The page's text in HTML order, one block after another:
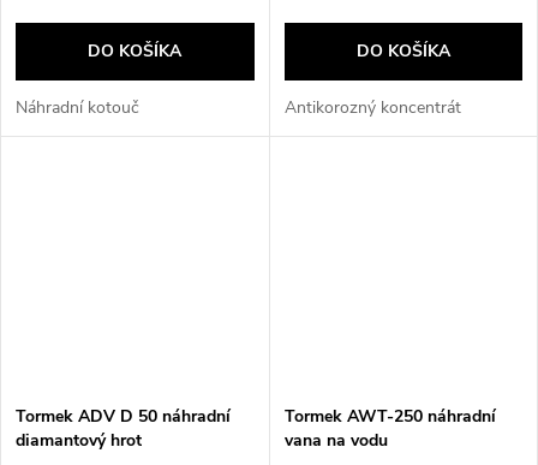
DO KOŠÍKA
Náhradní kotouč
DO KOŠÍKA
Antikorozný koncentrát
Tormek ADV D 50 náhradní
diamantový hrot
Tormek AWT-250 náhradní
vana na vodu